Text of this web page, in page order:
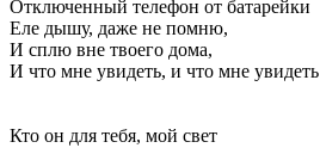
Отключенный телефон от батарейки
Еле дышу, даже не помню,
И сплю вне твоего дома,
И что мне увидеть, и что мне увидеть
Кто он для тебя, мой свет